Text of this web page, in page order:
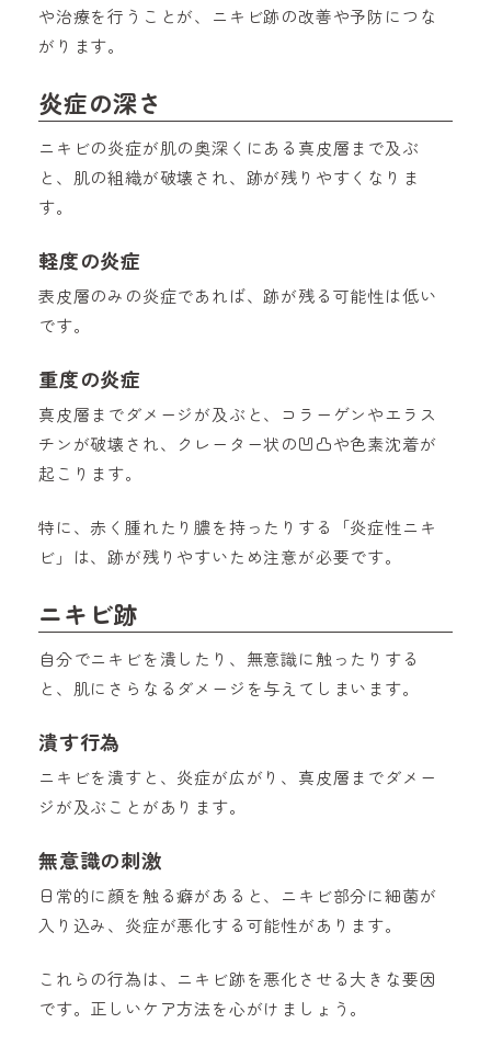
や治療を行うことが、ニキビ跡の改善や予防につな
がります。
炎症の深さ
ニキビの炎症が肌の奥深くにある真皮層まで及ぶ
と、肌の組織が破壊され、跡が残りやすくなりま
す。
軽度の炎症
表皮層のみの炎症であれば、跡が残る可能性は低い
です。
重度の炎症
真皮層までダメージが及ぶと、コラーゲンやエラス
チンが破壊され、クレーター状の凹凸や色素沈着が
起こります。
特に、赤く腫れたり膿を持ったりする「炎症性ニキ
ビ」は、跡が残りやすいため注意が必要です。
ニキビ跡
自分でニキビを潰したり、無意識に触ったりする
と、肌にさらなるダメージを与えてしまいます。
潰す行為
ニキビを潰すと、炎症が広がり、真皮層までダメー
ジが及ぶことがあります。
無意識の刺激
日常的に顔を触る癖があると、ニキビ部分に細菌が
入り込み、炎症が悪化する可能性があります。
これらの行為は、ニキビ跡を悪化させる大きな要因
です。正しいケア方法を心がけましょう。